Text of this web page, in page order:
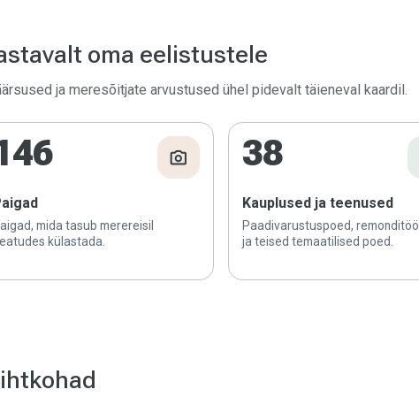
oma eelistustele
ja meresõitjate arvustused ühel pidevalt täieneval kaardil.
photo_camera
mida tasub merereisil
külastada.
38
Kauplused ja teenused
Paadivarustuspoed,
ja teised temaatilised poed.